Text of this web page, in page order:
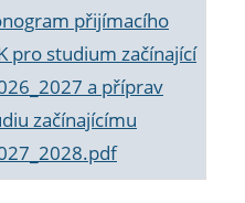
přijímacího
pro studium začínající
a příprav
začínajícímu